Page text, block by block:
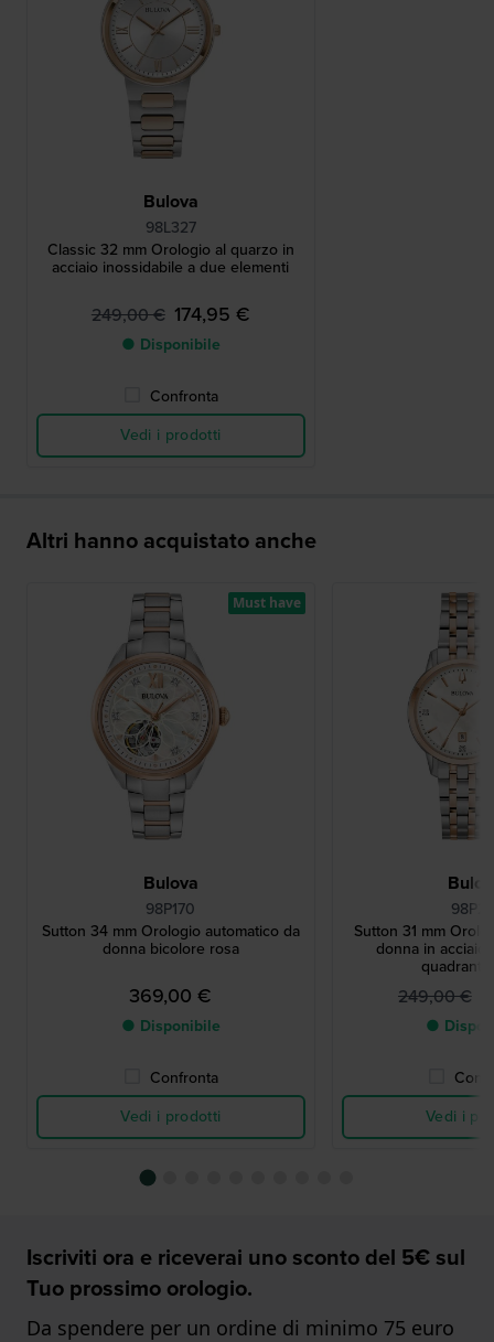
Bulova
98L327
Classic 32 mm Orologio al quarzo in
acciaio inossidabile a due elementi
249,00 € 174,95 €
● Disponibile
Confronta
Vedi i prodotti
Altri hanno acquistato anche
Bulova
98P170
Sutton 34 mm Orologio automatico da
donna bicolore rosa
369,00 €
● Disponibile
Confronta
Vedi i prodotti
Must have
Sutton 31 mm
donna in acciaio
249,00 €
●
Vedi i
Iscriviti ora e riceverai uno sconto del 5€ sul
Tuo prossimo orologio.
Da spendere per un ordine di minimo 75 euro